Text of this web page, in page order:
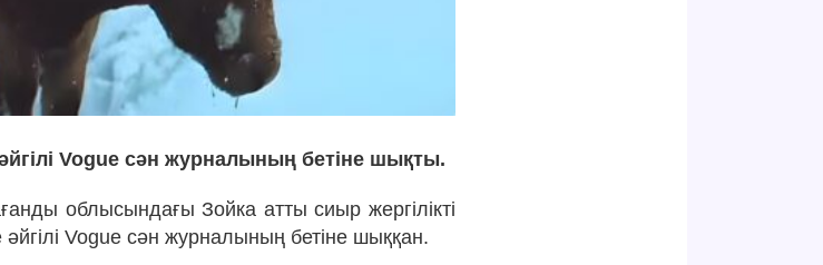
Vogue сән журналының бетіне шықты.
облысындағы Зойка атты сиыр жергілікті
Vogue сән журналының бетіне шыққан.